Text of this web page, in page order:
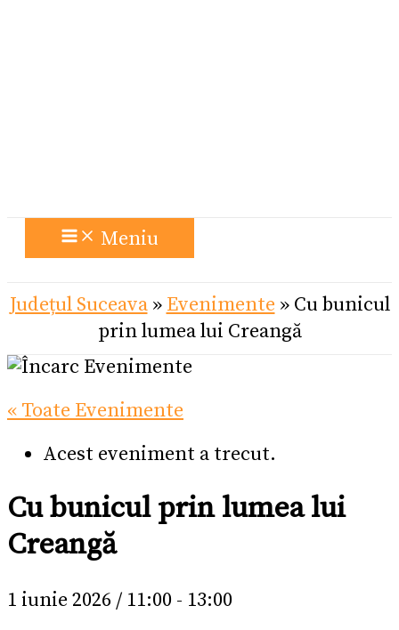
Meniu
Județul Suceava» Evenimente » Cu bunicul
prin lumea lui Creangă
« Toate Evenimente
Acest eveniment a trecut.
Cu bunicul prin lumea lui
Creangă
1 iunie 2026 / 11:00 - 13:00